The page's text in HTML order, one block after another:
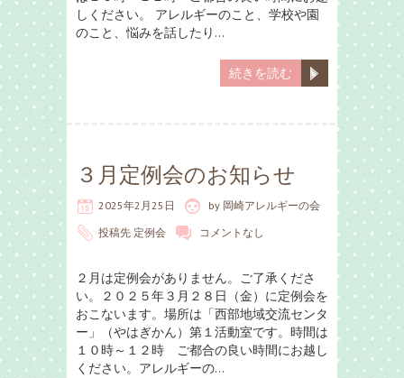
しください。 アレルギーのこと、学校や園
のこと、悩みを話したり…
続きを読む
３月定例会のお知らせ
2025年2月25日 by 岡崎アレルギーの会
投稿先 定例会 コメントなし
２月は定例会がありません。ご了承くださ
い。２０２５年３月２８日（金）に定例会を
おこないます。場所は「西部地域交流センタ
ー」（やはぎかん）第１活動室です。時間は
１０時～１２時 ご都合の良い時間にお越し
ください。アレルギーの…